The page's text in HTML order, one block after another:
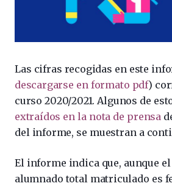
Las cifras recogidas en este
descargarse en formato pdf)
curso 2020/2021. Algunos de
extraídos en la nota de prensa
del informe, se muestran a
El informe indica que, aunque el
alumnado total matriculado es